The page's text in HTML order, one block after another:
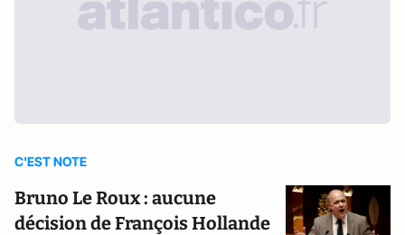
C'EST NOTE
Bruno Le Roux : aucune
décision de François Hollande